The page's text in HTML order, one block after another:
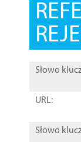
Słowo
URL:
Słowo